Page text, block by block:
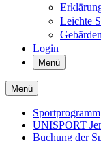
Leichte
Login
Menü
Menü
Sportprogramm
UNISPORT
Buchung der